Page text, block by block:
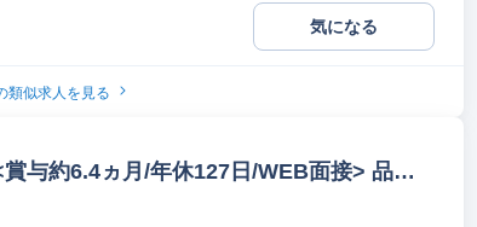
気になる
類似求人を見る
与約6.4ヵ月/年休127日/WEB面接> 品質